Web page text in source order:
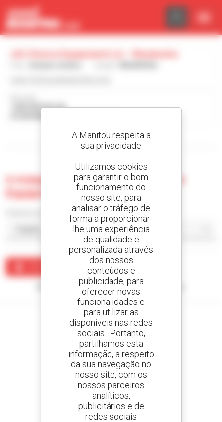
1305 SENTRY DR
Visualizar os filtros de pesquisa
0 máquina usada no 1St Choice
Equipment Llc - Waukesha
Nenhum resultado corresponde à sua pesquisa.
Crie os seus alertas
e receba anúncios de equipamentos usados
800 concessionários
A Manitou em todo o mundo
Painel de Gerenciamento de Cookies
A Manitou respeita a
sua privacidade
Utilizamos cookies
para garantir o bom
funcionamento do
nosso site, para
analisar o tráfego de
forma a proporcionar-
lhe uma experiência
de qualidade e
personalizada através
dos nossos
conteúdos e
publicidade, para
oferecer novas
funcionalidades e
para utilizar as
disponíveis nas redes
sociais . Portanto,
partilhamos esta
informação, a respeito
da sua navegação no
nosso site, com os
nossos parceiros
analíticos,
publicitários e de
redes sociais